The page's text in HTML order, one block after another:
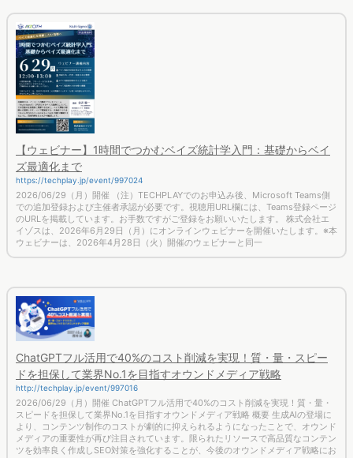
ズ最適化まで
https://techplay.jp/event/997024
2026/06/29（月）開催 （注）TECHPLAYでのお申込み後、Microsoft Teams側
での追加登録および主催者承認が必要です。視聴用URL欄には、Teams登録ページ
のURLを掲載しています。お手数ですがご登録をお願いいたします。 株式会社エ
イゾスは、2026年6月29日（月）にオンラインウェビナーを開催いたします。※本
ウェビナーは、2026年4月28日（火）開催のウェビナーと同一
ドを担保して業界No.1を目指すオウンドメディア戦略
http://techplay.jp/event/997016
2026/06/29（月）開催 ChatGPTフル活用で40%のコスト削減を実現！質・量・
スピードを担保して業界No.1を目指すオウンドメディア戦略 概要 生成AIの登場に
より、コンテンツ制作のコストが劇的に抑えられるようになったことで、オウンド
メディアの重要性が再び注目されています。限られたリソースで高品質なコンテン
ツを効率良く作成しSEO対策を強化することが、今後のオウンドメディア戦略にお
いて